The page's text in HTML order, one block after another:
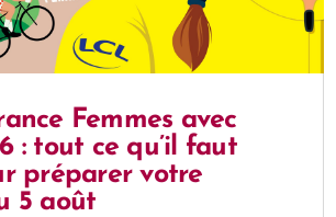
Femmes avec
: tout ce qu’il faut
préparer votre
5 août